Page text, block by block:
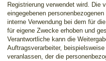
Registrierung verwendet wird. Die
eingegebenen
interne Verwendung bei dem für
für eigene Zwecke erhoben und
Verantwortliche kann die
Auftragsverarbeiter,
veranlassen, der die